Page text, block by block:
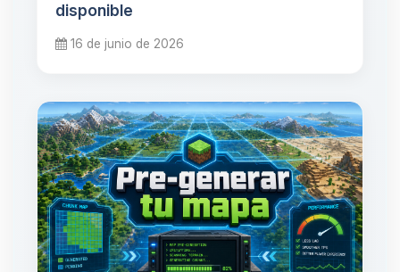
disponible
16 de junio de 2026